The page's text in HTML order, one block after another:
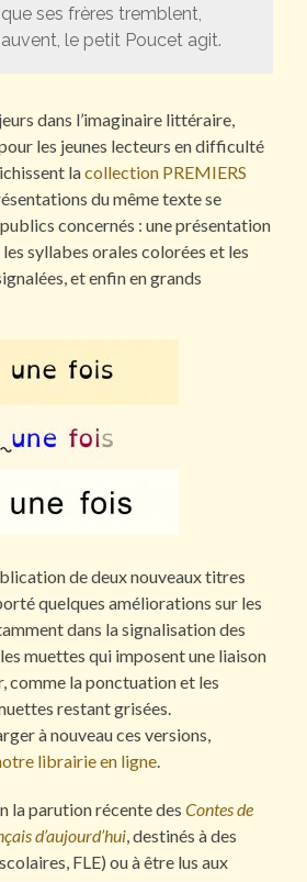
ses frères tremblent,
le petit Poucet agit.
dans l’imaginaire littéraire,
les jeunes lecteurs en difficulté
lacollection PREMIERS
du même texte se
concernés : une présentation
les syllabes orales colorées et les
et enfin en grands
de deux nouveaux titres
quelques améliorations sur les
dans la signalisation des
muettes qui imposent une liaison
comme la ponctuation et les
restant grisées.
à nouveau ces versions,
librairie en ligne.
la parution récente desContes de
d’aujourd’hui, destinés à des
FLE) ou à être lus aux